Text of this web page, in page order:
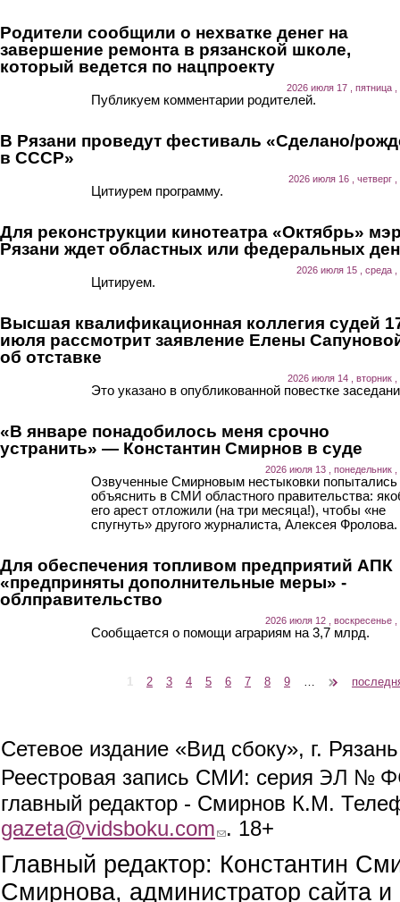
Родители сообщили о нехватке денег на
завершение ремонта в рязанской школе,
который ведется по нацпроекту
2026 июля 17 , пятница ,
Публикуем комментарии родителей.
В Рязани проведут фестиваль «Сделано/
в СССР»
2026 июля 16 , четверг ,
Цитиурем программу.
Для реконструкции кинотеатра «Октябрь»
Рязани ждет областных или федеральных
2026 июля 15 , среда ,
Цитируем.
Высшая квалификационная коллегия судей
июля рассмотрит заявление Елены
об отставке
2026 июля 14 , вторник ,
Это указано в опубликованной повестке
«В январе понадобилось меня срочно
устранить» — Константин Смирнов в суде
2026 июля 13 , понедельник ,
Озвученные Смирновым нестыковки попытались
объяснить в СМИ областного правительства:
его арест отложили (на три месяца!), чтобы «не
спугнуть» другого журналиста, Алексея Фролова.
Для обеспечения топливом предприятий АПК
«предприняты дополнительные меры» -
облправительство
2026 июля 12 , воскресенье ,
Сообщается о помощи аграриям на 3,7 млрд.
1 2 3 4 5 6 7 8 9
Сетевое издание «Вид сбоку», г.
Реестровая запись СМИ: серия ЭЛ №
главный редактор - Смирнов К.М.
gazeta@vidsboku.com (link sends e-mail)
. 18+
Главный редактор: Константин
Смирнова, администратор сайта